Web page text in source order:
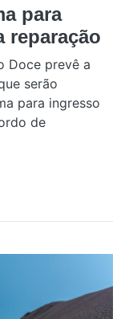
para
reparação
Doce prevê a
serão
para ingresso
de